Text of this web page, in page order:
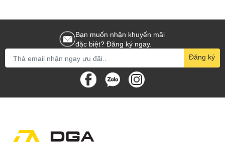
Bạn muốn nhận khuyến mãi
đặc biệt? Đăng ký ngay.
Đăng ký